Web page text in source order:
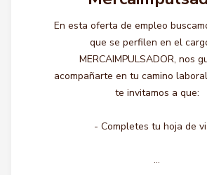
En esta oferta de empleo
que se perfilen en el
MERCAIMPULSADOR, nos
acompañarte en tu camino
te invitamos a que:
- Completes tu hoja de
...